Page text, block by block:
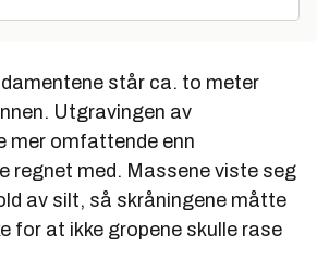
står ca. to meter
Utgravingen av
mer omfattende enn
regnet med. Massene viste seg
av silt, så skråningene måtte
for at ikke gropene skulle rase